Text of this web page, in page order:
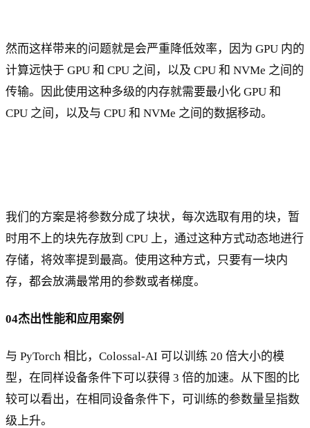
然而这样带来的问题就是会严重降低效率，因为 GPU 内的
计算远快于 GPU 和 CPU 之间，以及 CPU 和 NVMe 之间的
传输。因此使用这种多级的内存就需要最小化 GPU 和
CPU 之间，以及与 CPU 和 NVMe 之间的数据移动。
我们的方案是将参数分成了块状，每次选取有用的块，暂
时用不上的块先存放到 CPU 上，通过这种方式动态地进行
存储，将效率提到最高。使用这种方式，只要有一块内
存，都会放满最常用的参数或者梯度。
04杰出性能和应用案例
与 PyTorch 相比，Colossal-AI 可以训练 20 倍大小的模
型，在同样设备条件下可以获得 3 倍的加速。从下图的比
较可以看出，在相同设备条件下，可训练的参数量呈指数
级上升。